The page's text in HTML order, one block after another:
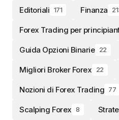
Editoriali 171 Finanza
Forex Trading per
Guida Opzioni Binarie 22
Migliori Broker Forex 22
Nozioni di Forex Trading 77
Scalping Forex 8